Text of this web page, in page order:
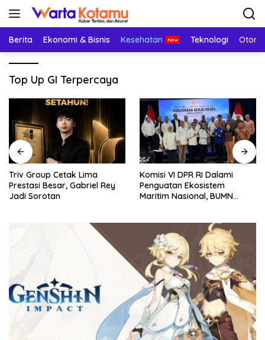
Langsung
Berita Ekonomi & Bisnis Kesehatan Teknologi
Top Up GI Terpercaya
Triv Group Cetak Lima
Prestasi Besar, Gabriel Rey
Jadi Sorotan
Komisi VI DPR RI Dalami
Penguatan Ekosistem
Maritim Nasional, BUMN